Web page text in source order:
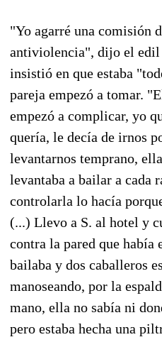
"Yo agarré una comisión
antiviolencia", dijo el edil
insistió en que estaba
pareja empezó a tomar.
empezó a complicar, yo
quería, le decía de irnos
levantarnos temprano,
levantaba a bailar a cada
controlarla lo hacía
(...) Llevo a S. al hotel y
contra la pared que había
bailaba y dos caballeros
manoseando, por la
mano, ella no sabía ni
pero estaba hecha una